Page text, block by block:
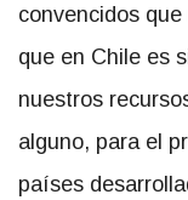
convencidos
que en Chile es
nuestros
alguno, para el
países